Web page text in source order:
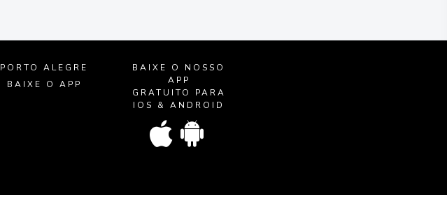
PORTO ALEGRE
BAIXE O APP
BAIXE O NOSSO
APP
GRATUITO PARA
IOS & ANDROID